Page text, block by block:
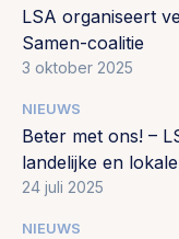
LSA organiseert
Samen-coalitie
3 oktober 2025
NIEUWS
Beter met ons! –
landelijke en
24 juli 2025
NIEUWS